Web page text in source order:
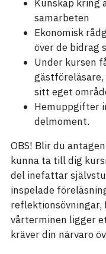
Kunskap kring
samarbeten
Ekonomisk
över de bidrag
Under kursen
sitt eget
Hemuppgifter
delmoment.
OBS! Blir du
kunna ta till dig
del inefattar
inspelade
reflektionsövningar,
vårterminen ligger
kräver din närvaro